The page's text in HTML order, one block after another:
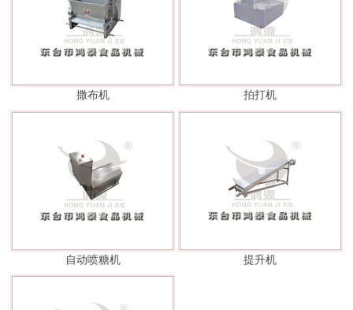
撒布机 拍打机
自动喷糖机 提升机